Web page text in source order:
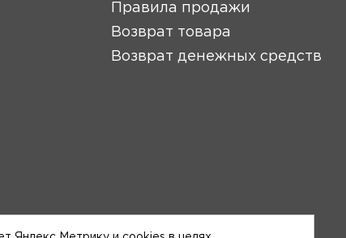
Правила продажи
Возврат товара
Возврат денежных средств